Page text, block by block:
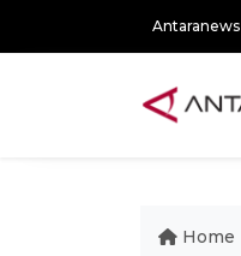
Antaranews
Home